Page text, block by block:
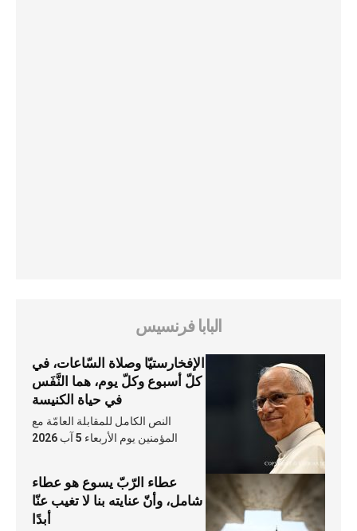
البابا فرنسيس
الإفخارستيّا وصلاة السّاعات، في
كلّ أسبوع وكلّ يوم، هما النَّفَس
في حياة الكنيسة
النص الكامل للمقابلة العامّة مع
المؤمنين يوم الأربعاء 5 آب 2026
عطاء الرّبّ يسوع هو عطاء
شامل، وأنّ عنايته بنا لا تغيب عنّا
أبدًا